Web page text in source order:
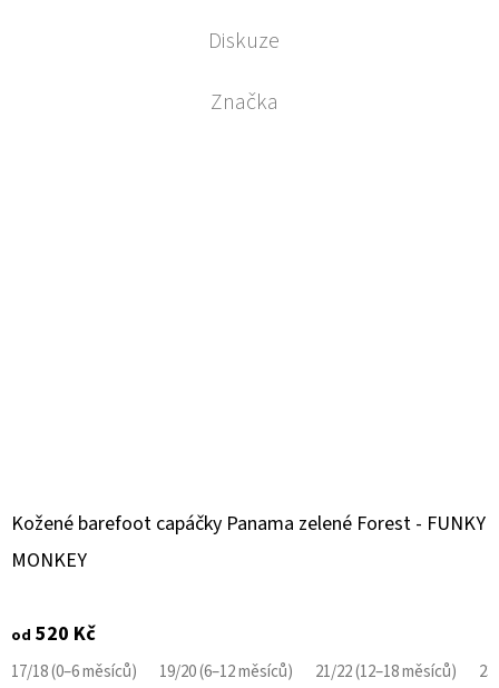
Diskuze
Značka
Kožené barefoot capáčky Panama zelené Forest - FUNKY
MONKEY
od 520 Kč
17/18 (0–6 měsíců) 19/20 (6–12 měsíců) 21/22 (12–18 měsíců)